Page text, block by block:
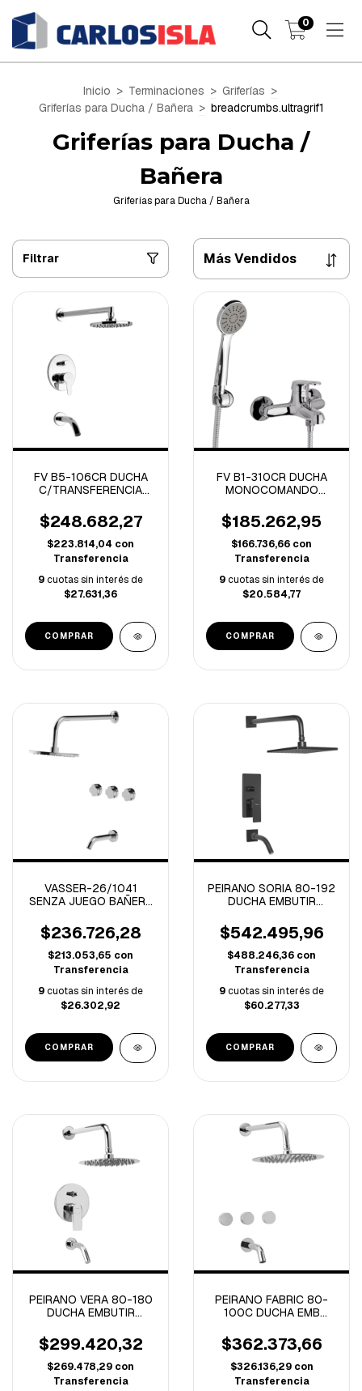
0
Inicio > Terminaciones > Griferías >
Griferías para Ducha / Bañera > breadcrumbs.ultragrif1
Griferías para Ducha /
Bañera
Griferías para Ducha / Bañera
Filtrar
FV B5-106CR DUCHA
C/TRANSFERENCIA
PUELO CROMO
$248.682,27
$223.814,04 con
Transferencia
9cuotas sin interés de
$27.631,36
FV B1-310CR DUCHA
MONOCOMANDO
C/TRANSFERENCIA
ARIZONA CROMO
$185.262,95
$166.736,66 con
Transferencia
9cuotas sin interés de
$20.584,77
VASSER-26/1041
SENZA JUEGO BAÑERA
CIERRE CERAMICO
CROMO
$236.726,28
$213.053,65 con
Transferencia
9cuotas sin interés de
$26.302,92
PEIRANO SORIA 80-192
DUCHA EMBUTIR
MONOCOMANDO
NEGRO (B)
$542.495,96
$488.246,36 con
Transferencia
9cuotas sin interés de
$60.277,33
PEIRANO VERA 80-180
DUCHA EMBUTIR
MONOCOMANDO VERA
(B)
$299.420,32
$269.478,29 con
Transferencia
PEIRANO FABRIC 80-
100C DUCHA EMB
C/CERAMICO CROMO
(A)
$362.373,66
$326.136,29 con
Transferencia